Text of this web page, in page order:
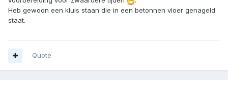
Heb gewoon een kluis staan die in een betonnen vloer genageld
staat.
Quote